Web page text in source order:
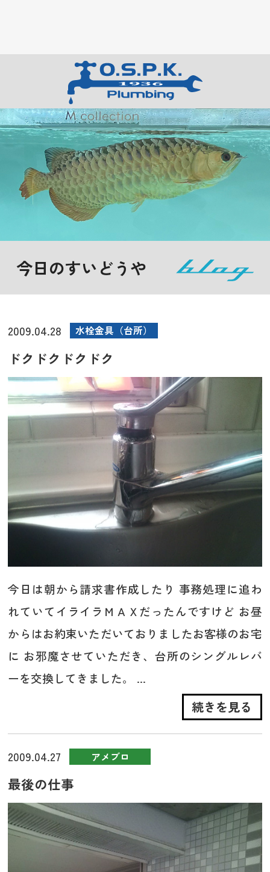
今日のすいどうや
2009.04.28 水栓金具（台所）
ドクドクドクドク
今日は朝から請求書作成したり 事務処理に追わ
れていてイライラＭＡＸだったんですけど お昼
からはお約束いただいておりましたお客様のお宅
に お邪魔させていただき、台所のシングルレバ
ーを交換してきました。 ...
続きを見る
2009.04.27 アメブロ
最後の仕事